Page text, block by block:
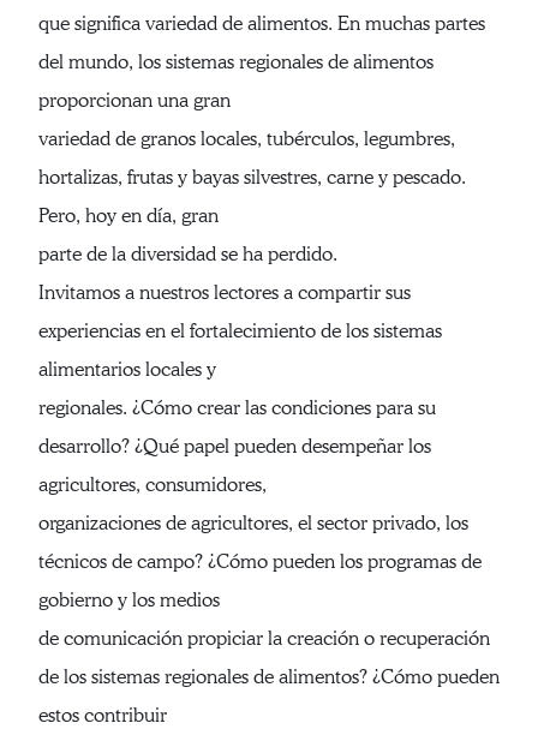
que significa variedad de alimentos. En muchas partes
del mundo, los sistemas regionales de alimentos
proporcionan una gran
variedad de granos locales, tubérculos, legumbres,
hortalizas, frutas y bayas silvestres, carne y pescado.
Pero, hoy en día, gran
parte de la diversidad se ha perdido.
Invitamos a nuestros lectores a compartir sus
experiencias en el fortalecimiento de los sistemas
alimentarios locales y
regionales. ¿Cómo crear las condiciones para su
desarrollo? ¿Qué papel pueden desempeñar los
agricultores, consumidores,
organizaciones de agricultores, el sector privado, los
técnicos de campo? ¿Cómo pueden los programas de
gobierno y los medios
de comunicación propiciar la creación o recuperación
de los sistemas regionales de alimentos? ¿Cómo pueden
estos contribuir